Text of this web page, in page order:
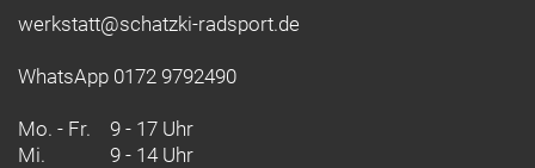
werkstatt@schatzki-radsport.de
WhatsApp 0172 9792490
Mo. - Fr. 9 - 17 Uhr
Mi.
9 - 14 Uhr